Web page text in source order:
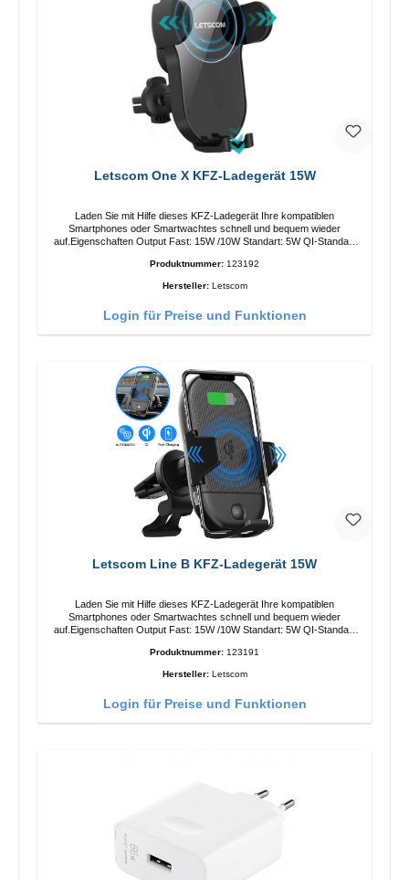
Letscom One X KFZ-Ladegerät 15W
Laden Sie mit Hilfe dieses KFZ-Ladegerät Ihre kompatiblen
Smartphones oder Smartwachtes schnell und bequem wieder
auf.Eigenschaften Output Fast: 15W /10W Standart: 5W QI-Standart
Produktnummer: 123192
Hersteller: Letscom
Login für Preise und Funktionen
Letscom Line B KFZ-Ladegerät 15W
Laden Sie mit Hilfe dieses KFZ-Ladegerät Ihre kompatiblen
Smartphones oder Smartwachtes schnell und bequem wieder
auf.Eigenschaften Output Fast: 15W /10W Standart: 5W QI-Standart
Produktnummer: 123191
Hersteller: Letscom
Login für Preise und Funktionen